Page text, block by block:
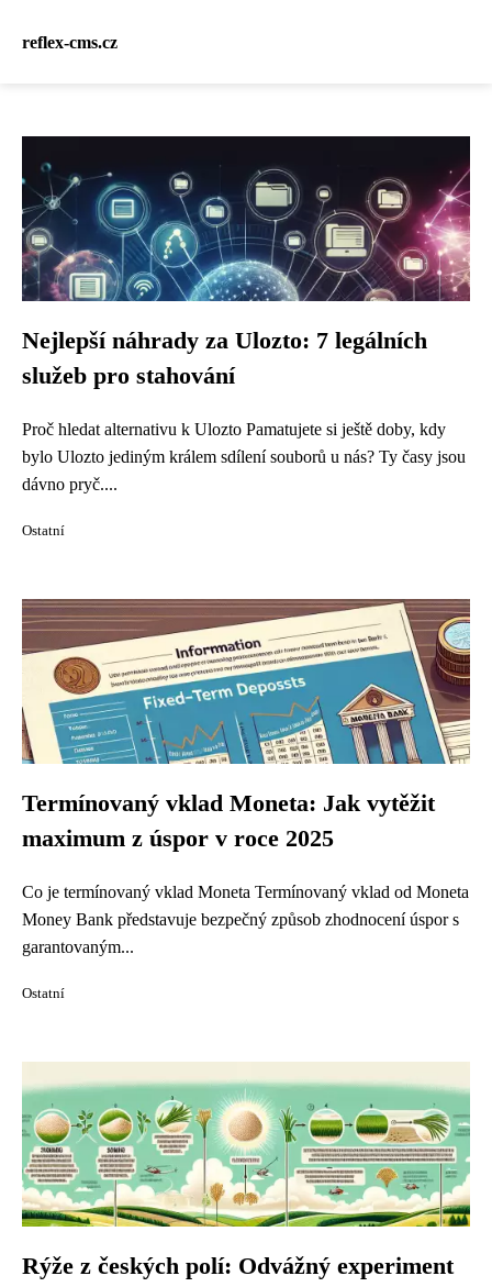
reflex-cms.cz
Nejlepší náhrady za Ulozto: 7 legálních
služeb pro stahování
Proč hledat alternativu k Ulozto Pamatujete si ještě doby, kdy
bylo Ulozto jediným králem sdílení souborů u nás? Ty časy jsou
dávno pryč....
Ostatní
Termínovaný vklad Moneta: Jak vytěžit
maximum z úspor v roce 2025
Co je termínovaný vklad Moneta Termínovaný vklad od Moneta
Money Bank představuje bezpečný způsob zhodnocení úspor s
garantovaným...
Ostatní
Rýže z českých polí: Odvážný experiment